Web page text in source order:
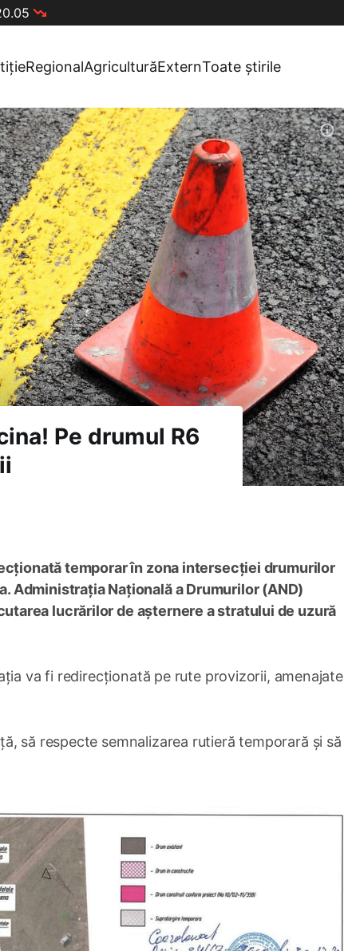
RegionalAgriculturăExternToate știrile
Pe drumul R6
temporar în zona intersecției drumurilor
Administrația Națională a Drumurilor (AND)
lucrărilor de așternere a stratului de uzură
va fi redirecționată pe rute provizorii, amenajate
să respecte semnalizarea rutieră temporară și să